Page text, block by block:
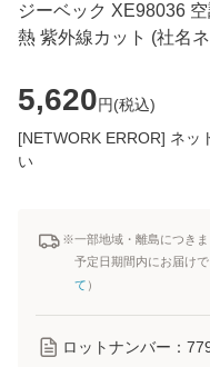
ジーベック XE98036
熱 紫外線カット (社名
5,620円(税込)
[NETWORK ERROR] ネッ
い
※一部地域・離島につき
予定日期間内にお届け
て ）
ロットナンバー：